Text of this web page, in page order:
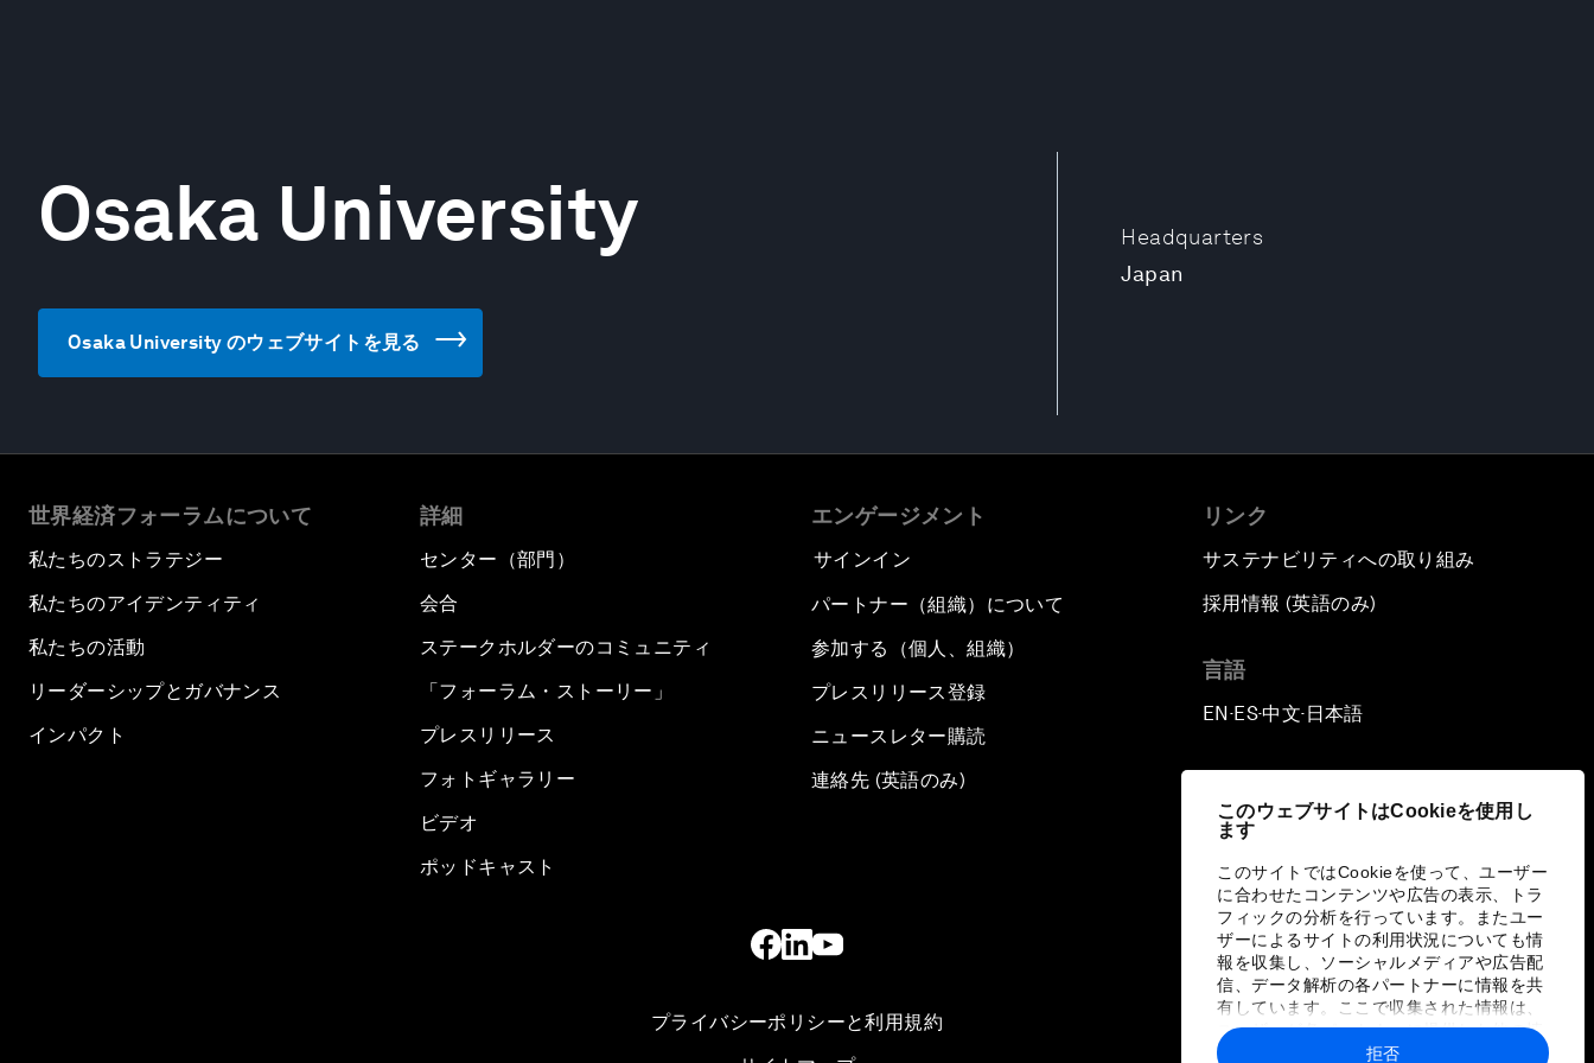
このウェブサイトはCookieを使用し
ます
このサイトではCookieを使って、ユーザー
に合わせたコンテンツや広告の表示、トラ
フィックの分析を行っています。またユー
ザーによるサイトの利用状況についても情
報を収集し、ソーシャルメディアや広告配
信、データ解析の各パートナーに情報を共
有しています。ここで収集された情報は、
ユーザーが各パートナーに提供した他の情
報や各パートナーのサービスを使用した際
拒否
Headquarters
Japan
Osaka University
Osaka University のウェブサイトを見る
世界経済フォーラムについて
私たちのストラテジー
私たちのアイデンティティ
私たちの活動
リーダーシップとガバナンス
インパクト
詳細
センター（部門）
会合
ステークホルダーのコミュニティ
「フォーラム・ストーリー」
プレスリリース
フォトギャラリー
ビデオ
ポッドキャスト
エンゲージメント
サインイン
パートナー（組織）について
参加する（個人、組織）
プレスリリース登録
ニュースレター購読
連絡先 (英語のみ)
リンク
サステナビリティへの取り組み
採用情報 (英語のみ)
言語
EN ▪ES▪中文▪ 日本語
プライバシーポリシーと利用規約